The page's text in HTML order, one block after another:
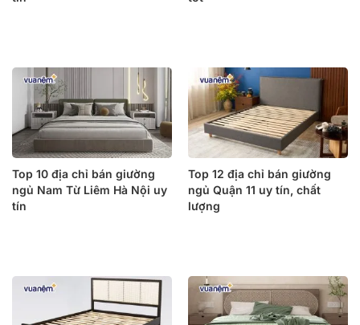
Top 10 địa chỉ bán giường
ngủ Nam Từ Liêm Hà Nội uy
tín
Top 12 địa chỉ bán giường
ngủ Quận 11 uy tín, chất
lượng